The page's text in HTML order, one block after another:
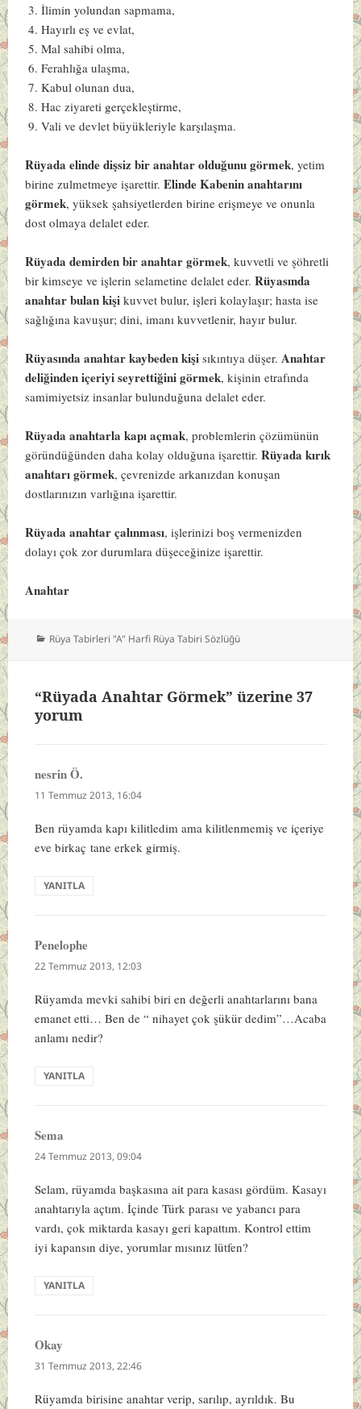
İlimin yolundan sapmama,
Hayırlı eş ve evlat,
Mal sahibi olma,
Ferahlığa ulaşma,
Kabul olunan dua,
Hac ziyareti gerçekleştirme,
Vali ve devlet büyükleriyle karşılaşma.
Rüyada elinde dişsiz bir anahtar olduğunu görmek, yetim
birine zulmetmeye işarettir.Elinde Kabenin anahtarını
görmek, yüksek şahsiyetlerden birine erişmeye ve onunla
dost olmaya delalet eder.
Rüyada demirden bir anahtar görmek, kuvvetli ve şöhretli
bir kimseye ve işlerin selametine delalet eder.Rüyasında
anahtar bulan kişi kuvvet bulur, işleri kolaylaşır; hasta ise
sağlığına kavuşur; dini, imanı kuvvetlenir, hayır bulur.
Rüyasında anahtar kaybeden kişi sıkıntıya düşer. Anahtar
deliğinden içeriyi seyrettiğini görmek, kişinin etrafında
samimiyetsiz insanlar bulunduğuna delalet eder.
Rüyada anahtarla kapı açmak, problemlerin çözümünün
göründüğünden daha kolay olduğuna işarettir.Rüyada kırık
anahtarı görmek, çevrenizde arkanızdan konuşan
dostlarınızın varlığına işarettir.
Rüyada anahtar çalınması, işlerinizi boş vermenizden
dolayı çok zor durumlara düşeceğinize işarettir.
Anahtar
Kategoriler
Rüya Tabirleri "A" Harfi Rüya Tabiri Sözlüğü
“Rüyada Anahtar Görmek” üzerine 37
yorum
nesrin Ö.
ki:
11 Temmuz 2013, 16:04
Ben rüyamda kapı kilitledim ama kilitlenmemiş ve içeriye
eve birkaç tane erkek girmiş.
YANITLA
Penelophe
ki:
22 Temmuz 2013, 12:03
Rüyamda mevki sahibi biri en değerli anahtarlarını bana
emanet etti… Ben de “ nihayet çok şükür dedim”…Acaba
anlamı nedir?
YANITLA
Sema
ki:
24 Temmuz 2013, 09:04
Selam, rüyamda başkasına ait para kasası gördüm. Kasayı
anahtarıyla açtım. İçinde Türk parası ve yabancı para
vardı, çok miktarda kasayı geri kapattım. Kontrol ettim
iyi kapansın diye, yorumlar mısınız lütfen?
YANITLA
Okay
ki:
31 Temmuz 2013, 22:46
Rüyamda birisine anahtar verip, sarılıp, ayrıldık. Bu